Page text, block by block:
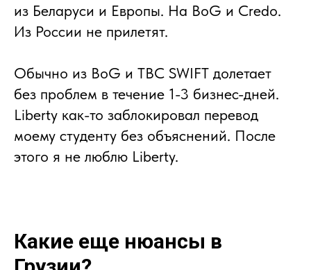
из Беларуси и Европы. На BoG и Credo.
Из России не прилетят.
Обычно из BoG и TBC SWIFT долетает
без проблем в течение 1-3 бизнес-дней.
Liberty как-то заблокировал перевод
моему студенту без объяснений. После
этого я не люблю Liberty.
Какие еще нюансы в